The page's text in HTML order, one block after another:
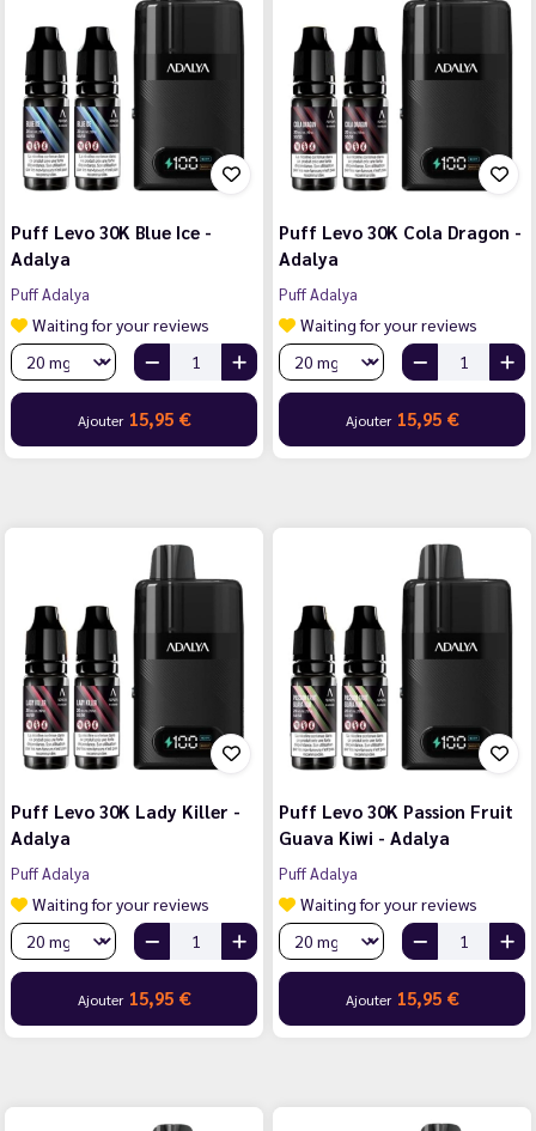
Puff Levo 30K Blue Ice -
Adalya
Puff Adalya
Waiting for your reviews
Ajouter 15,95 €
Puff Levo 30K Cola Dragon -
Adalya
Puff Adalya
Waiting for your reviews
Ajouter 15,95 €
Puff Levo 30K Lady Killer -
Adalya
Puff Adalya
Waiting for your reviews
Ajouter 15,95 €
Puff Levo 30K Passion Fruit
Guava Kiwi - Adalya
Puff Adalya
Waiting for your reviews
Ajouter 15,95 €